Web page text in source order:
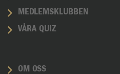
MEDLEMSKLUBBEN
VÅRA QUIZ
OM OSS